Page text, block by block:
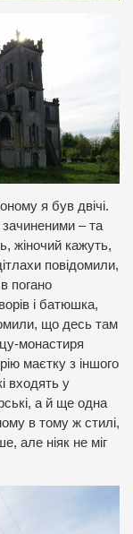
я був двічі.
зачиненими – та
жіночий кажуть,
повідомили,
погано
і батюшка,
що десь там
монастиря
маєтку з іншого
входять у
а й ще одна
в тому ж стилі,
але ніяк не міг